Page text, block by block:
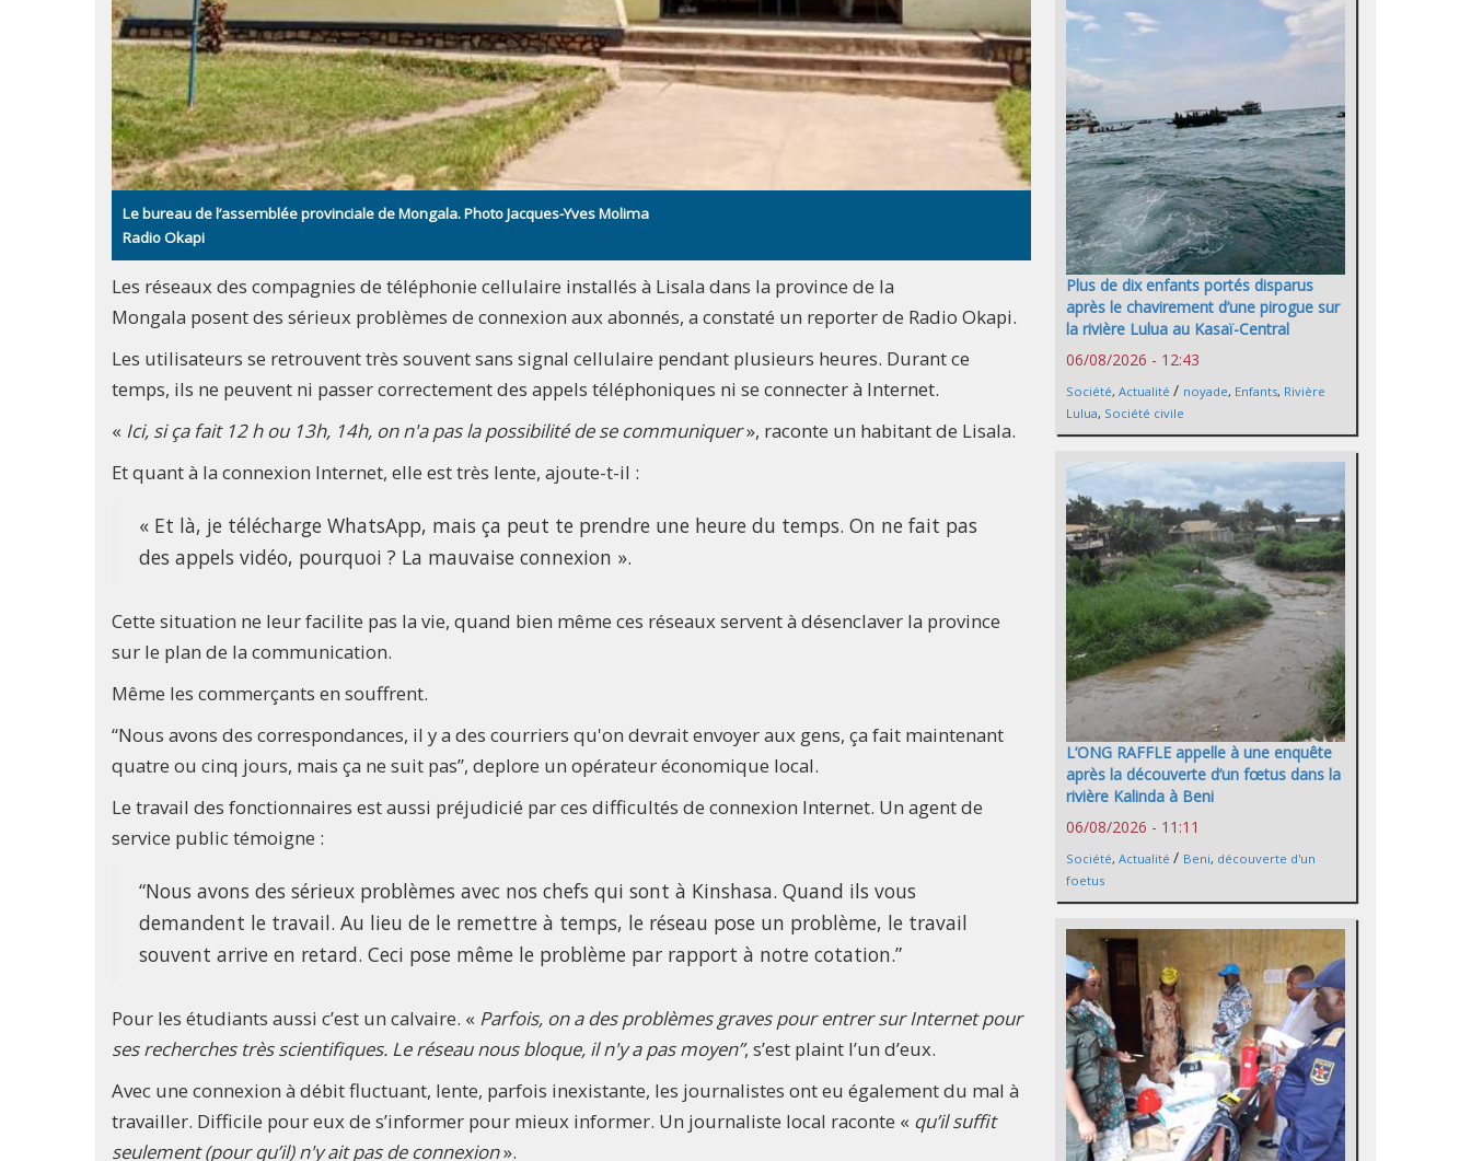
Le bureau de l’assemblée provinciale de Mongala. Photo Jacques-Yves Molima
Radio Okapi
Les réseaux des compagnies de téléphonie cellulaire installés à Lisala dans la province de la
Mongala posent des sérieux problèmes de connexion aux abonnés, a constaté un reporter de Radio Okapi.
Les utilisateurs se retrouvent très souvent sans signal cellulaire pendant plusieurs heures. Durant ce
temps, ils ne peuvent ni passer correctement des appels téléphoniques ni se connecter à Internet.
« Ici, si ça fait 12 h ou 13h, 14h, on n'a pas la possibilité de se communiquer», raconte un habitant de Lisala.
Et quant à la connexion Internet, elle est très lente, ajoute-t-il :
« Et là, je télécharge WhatsApp, mais ça peut te prendre une heure du temps. On ne fait pas
des appels vidéo, pourquoi ? La mauvaise connexion ».
Cette situation ne leur facilite pas la vie, quand bien même ces réseaux servent à désenclaver la province
sur le plan de la communication.
Même les commerçants en souffrent.
“Nous avons des correspondances, il y a des courriers qu'on devrait envoyer aux gens, ça fait maintenant
quatre ou cinq jours, mais ça ne suit pas”, deplore un opérateur économique local.
Le travail des fonctionnaires est aussi préjudicié par ces difficultés de connexion Internet. Un agent de
service public témoigne :
“Nous avons des sérieux problèmes avec nos chefs qui sont à Kinshasa. Quand ils vous
demandent le travail. Au lieu de le remettre à temps, le réseau pose un problème, le travail
souvent arrive en retard. Ceci pose même le problème par rapport à notre cotation.”
Pour les étudiants aussi c’est un calvaire. « Parfois, on a des problèmes graves pour entrer sur Internet pour
ses recherches très scientifiques. Le réseau nous bloque, il n'y a pas moyen”, s’est plaint l’un d’eux.
Avec une connexion à débit fluctuant, lente, parfois inexistante, les journalistes ont eu également du mal à
travailler. Difficile pour eux de s’informer pour mieux informer. Un journaliste local raconte « qu’il suffit
seulement (pour qu’il) n'y ait pas de connexion».
Plus de dix enfants portés disparus
après le chavirement d’une pirogue sur
la rivière Lulua au Kasaï-Central
06/08/2026 - 12:43
Société, Actualité / noyade, Enfants, Rivière
Lulua, Société civile
L’ONG RAFFLE appelle à une enquête
après la découverte d’un fœtus dans la
rivière Kalinda à Beni
06/08/2026 - 11:11
Société, Actualité / Beni, découverte d'un
foetus